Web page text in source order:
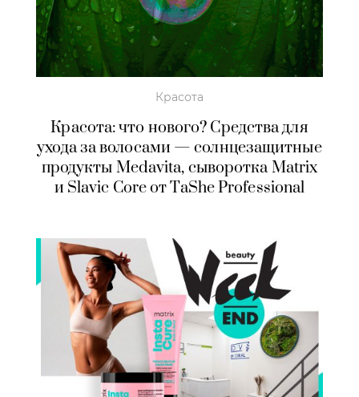
Красота
Красота: что нового? Средства для
ухода за волосами — солнцезащитные
продукты Medavita, сыворотка Matrix
и Slavic Core от TaShe Professional